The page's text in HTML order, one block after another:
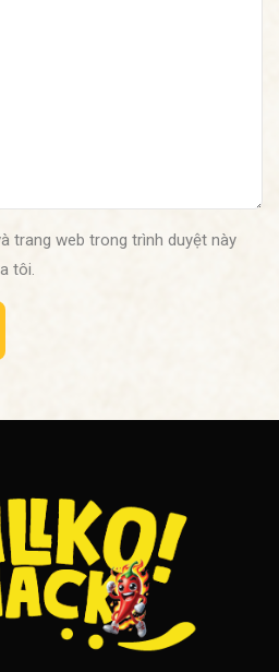
trang web trong trình duyệt này
tôi.